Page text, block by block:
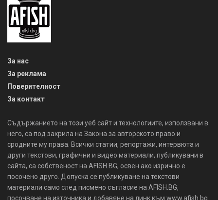
За нас
За реклама
Поверителност
За контакт
Съдържанието на този уеб сайт и технологиите, използвани в
него, са под закрила на Закона за авторското право и
сродните му права. Всички статии, репортажи, интервюта и
други текстови, графични и видео материали, публикувани в
сайта, са собственост на AFISH.BG, освен ако изрично е
посочено друго. Допуска се публикуване на текстови
материали само след писмено съгласие на AFISH.BG,
посочване на източника и добавяне на линк към www.afish.bg.